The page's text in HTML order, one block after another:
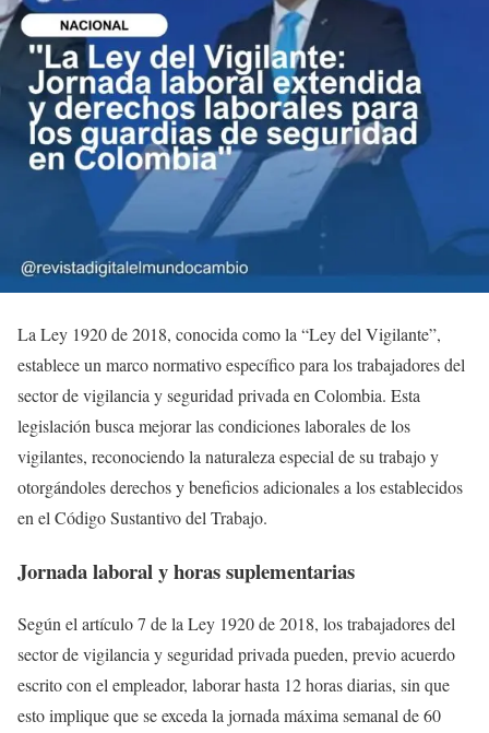
La Ley 1920 de 2018, conocida como la “Ley del Vigilante”,
establece un marco normativo específico para los trabajadores del
sector de vigilancia y seguridad privada en Colombia. Esta
legislación busca mejorar las condiciones laborales de los
vigilantes, reconociendo la naturaleza especial de su trabajo y
otorgándoles derechos y beneficios adicionales a los establecidos
en el Código Sustantivo del Trabajo.
Jornada laboral y horas suplementarias
Según el artículo 7 de la Ley 1920 de 2018, los trabajadores del
sector de vigilancia y seguridad privada pueden, previo acuerdo
escrito con el empleador, laborar hasta 12 horas diarias, sin que
esto implique que se exceda la jornada máxima semanal de 60